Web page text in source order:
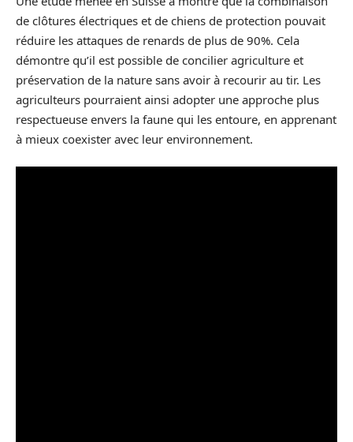
de clôtures électriques et de chiens de protection pouvait
réduire les attaques de renards de plus de 90%. Cela
démontre qu’il est possible de concilier agriculture et
préservation de la nature sans avoir à recourir au tir. Les
agriculteurs pourraient ainsi adopter une approche plus
respectueuse envers la faune qui les entoure, en apprenant
à mieux coexister avec leur environnement.